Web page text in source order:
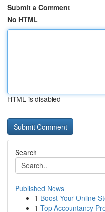
Submit a Comment
No HTML
HTML is disabled
Search
Published News
1 Boost Your Online
1 Top Accountancy